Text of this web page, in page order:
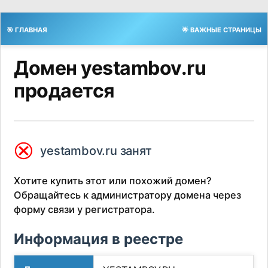
🎯 ГЛАВНАЯ 🌟 ВАЖНЫЕ СТРАНИЦЫ
Домен yestambov.ru
продается
⮿ yestambov.ru занят
Хотите купить этот или похожий домен?
Обращайтесь к администратору домена через
форму связи у регистратора.
Информация в реестре